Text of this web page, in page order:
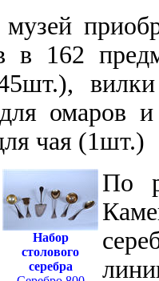
в 162
омаров
чая (1шт.)
Набор
столового
серебра
По